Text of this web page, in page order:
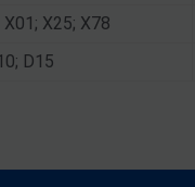
X25; X78
D15